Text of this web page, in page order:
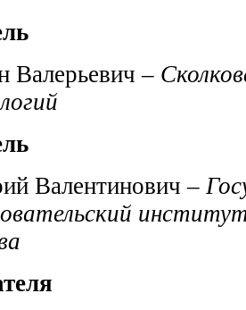
Валерьевич –
Валентинович –